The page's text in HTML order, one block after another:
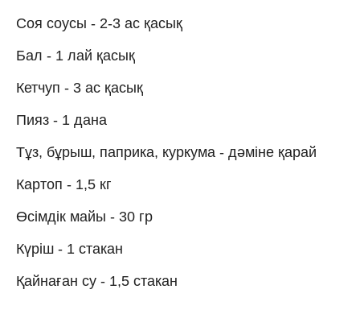
Соя соусы - 2-3 ас қасық
Бал - 1 лай қасық
Кетчуп - 3 ас қасық
Пияз - 1 дана
Тұз, бұрыш, паприка, куркума - дәміне қарай
Картоп - 1,5 кг
Өсімдік майы - 30 гр
Күріш - 1 стакан
Қайнаған су - 1,5 стакан